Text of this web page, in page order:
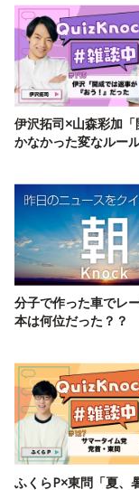
伊沢拓司×山森彩加「
かなかった変なルール
分子で作った車でレ
本は何位だった？？
ふくらP×東問「夏、